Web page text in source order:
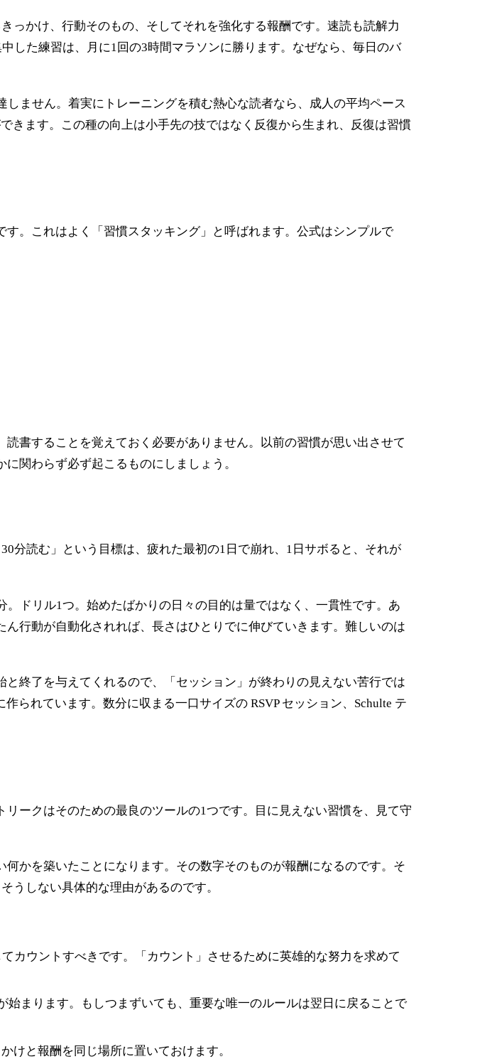
っかけ、行動そのもの、そしてそれを強化する報酬です。速読も読解力
した練習は、月に1回の3時間マラソンに勝ります。なぜなら、毎日のバ
ません。着実にトレーニングを積む熱心な読者なら、成人の平均ペース
きます。この種の向上は小手先の技ではなく反復から生まれ、反復は習慣
。これはよく「習慣スタッキング」と呼ばれます。公式はシンプルで
書することを覚えておく必要がありません。以前の習慣が思い出させて
関わらず必ず起こるものにしましょう。
分読む」という目標は、疲れた最初の1日で崩れ、1日サボると、それが
ドリル1つ。始めたばかりの日々の目的は量ではなく、一貫性です。あ
行動が自動化されれば、長さはひとりでに伸びていきます。難しいのは
終了を与えてくれるので、「セッション」が終わりの見えない苦行では
られています。数分に収まる一口サイズの RSVP セッション、Schulte テ
ークはそのための最良のツールの1つです。目に見えない習慣を、見て守
かを築いたことになります。その数字そのものが報酬になるのです。そ
うしない具体的な理由があるのです。
カウントすべきです。「カウント」させるために英雄的な努力を求めて
まります。もしつまずいても、重要な唯一のルールは翌日に戻ることで
けと報酬を同じ場所に置いておけます。